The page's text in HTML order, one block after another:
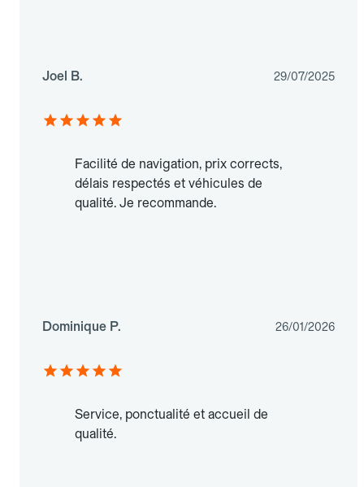
Joel B. 29/07/2025
Facilité de navigation, prix corrects,
délais respectés et véhicules de
qualité. Je recommande.
Dominique P. 26/01/2026
Service, ponctualité et accueil de
qualité.